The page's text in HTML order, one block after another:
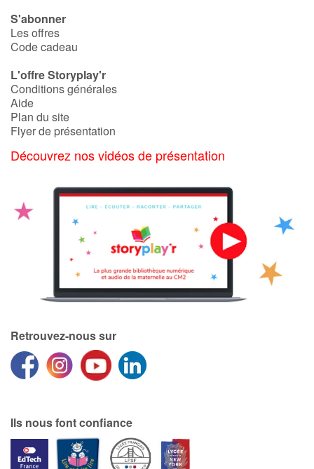
S'abonner
Les offres
Code cadeau
L'offre Storyplay'r
Conditions générales
Aide
Plan du site
Flyer de présentation
Découvrez nos vidéos de présentation
Retrouvez-nous sur
Ils nous font confiance